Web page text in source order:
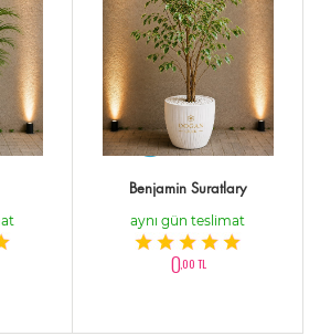
Benjamin Suratlary
aynı gün teslimat
0,00 TL